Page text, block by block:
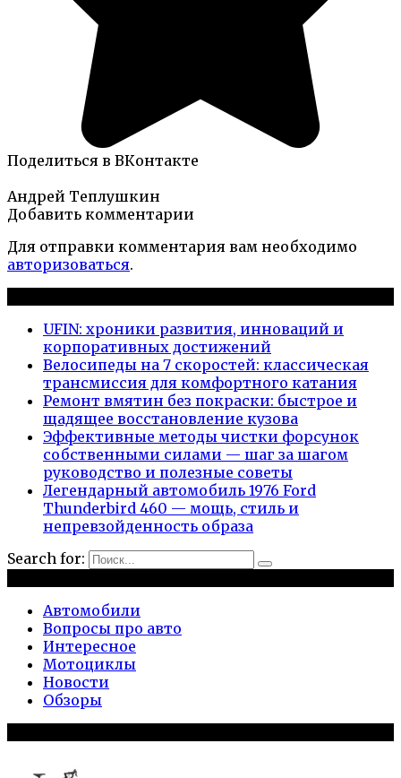
Поделиться в ВКонтакте
Андрей Теплушкин
Добавить комментарии
Для отправки комментария вам необходимо
авторизоваться.
UFIN: хроники развития, инноваций и
корпоративных достижений
Велосипеды на 7 скоростей: классическая
трансмиссия для комфортного катания
Ремонт вмятин без покраски: быстрое и
щадящее восстановление кузова
Эффективные методы чистки форсунок
собственными силами — шаг за шагом
руководство и полезные советы
Легендарный автомобиль 1976 Ford
Thunderbird 460 — мощь, стиль и
непревзойденность образа
Search for:
Автомобили
Вопросы про авто
Интересное
Мотоциклы
Новости
Обзоры